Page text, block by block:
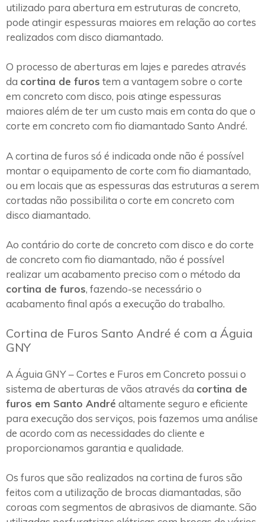
utilizado para abertura em estruturas de concreto,
pode atingir espessuras maiores em relação ao cortes
realizados com disco diamantado.
O processo de aberturas em lajes e paredes através
da cortina de furos tem a vantagem sobre o corte
em concreto com disco, pois atinge espessuras
maiores além de ter um custo mais em conta do que o
corte em concreto com fio diamantado Santo André.
A cortina de furos só é indicada onde não é possível
montar o equipamento de corte com fio diamantado,
ou em locais que as espessuras das estruturas a serem
cortadas não possibilita o corte em concreto com
disco diamantado.
Ao contário do corte de concreto com disco e do corte
de concreto com fio diamantado, não é possível
realizar um acabamento preciso com o método da
cortina de furos, fazendo-se necessário o
acabamento final após a execução do trabalho.
Cortina de Furos Santo André é com a Águia
GNY
A Águia GNY – Cortes e Furos em Concreto possui o
sistema de aberturas de vãos através da cortina de
furos em Santo André altamente seguro e eficiente
para execução dos serviços, pois fazemos uma análise
de acordo com as necessidades do cliente e
proporcionamos garantia e qualidade.
Os furos que são realizados na cortina de furos são
feitos com a utilização de brocas diamantadas, são
coroas com segmentos de abrasivos de diamante. São